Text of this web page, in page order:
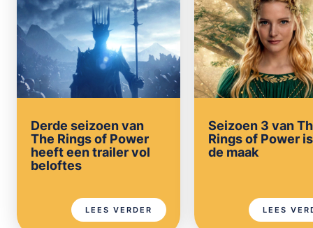
Derde seizoen van
The Rings of Power
heeft een trailer vol
beloftes
LEES VERDER
Seizoen 3 van
Rings of Power
de maak
LEES